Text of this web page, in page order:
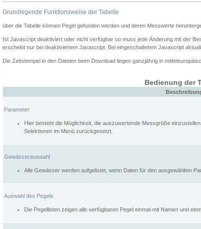
Grundlegende Funktionsweise der Tabelle
über die Tabelle können Pegel gefunden werden und deren Messwerte
Ist Javascript deaktiviert oder nicht verfügbar so muss jede Änderung mit der
erscheint nur bei deaktiviertem Javascript. Bei eingeschaltetem Javascript
Die Zeitstempel in den Dateien beim Download liegen ganzjährig in
Bedienung der
Parameter
Hier besteht die Möglichkeit, die auszuwertende Messgröße
Selektionen im Menü zurückgesetzt.
Gewässerauswahl
Alle Gewässer werden aufgelistet, wenn Daten für den ausgewählten
Auswahl des Pegels
Die Pegellisten zeigen alle verfügbaren Pegel einmal mit Namen und